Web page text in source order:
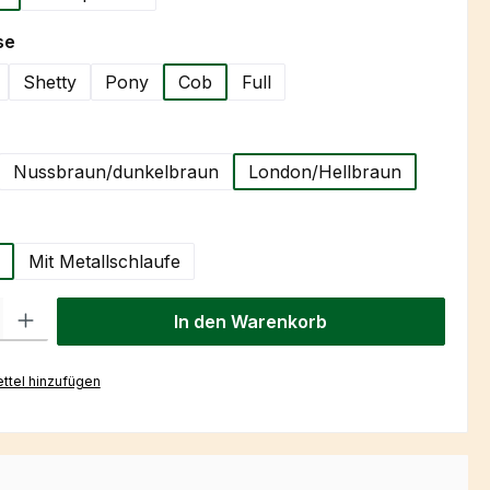
auswählen
Shetty
Pony Cob Full
Nussbraun/dunkelbraun
London/Hellbraun
Mit Metallschlaufe
In den Warenkorb
hinzufügen